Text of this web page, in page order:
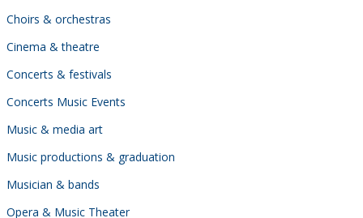
Choirs & orchestras
Cinema & theatre
Concerts & festivals
Concerts Music Events
Music & media art
Music productions & graduation
Musician & bands
Opera & Music Theater